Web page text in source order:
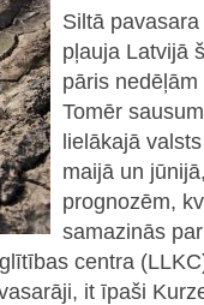
Siltā
pļauja Latvijā
pāris
Tomēr
lielākajā
maijā un
prognozēm,
samazinās
centra
it īpaši